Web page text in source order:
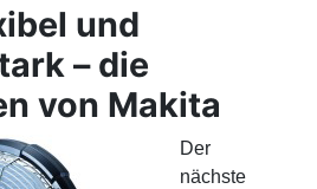
und
– die
von Makita
Der
nächste